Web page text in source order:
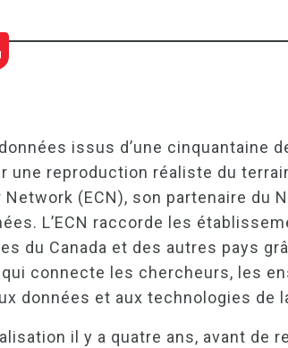
issus d’une cinquantaine
reproduction réaliste du
(ECN), son partenaire du
L’ECN raccorde les
du Canada et des autres pays
connecte les chercheurs, les
données et aux technologies de
il y a quatre ans, avant de